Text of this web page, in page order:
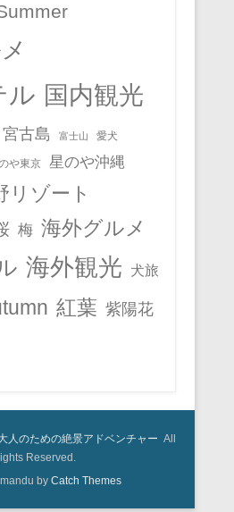
ル 国内観光
宮古島 富士山 愛犬
や東京 星のや沖縄
リゾート
梅 海外グルメ
海外観光 犬旅
紅葉 紫陽花
人のための絶景アドベンチャー All
Reserved.
by Catch Themes